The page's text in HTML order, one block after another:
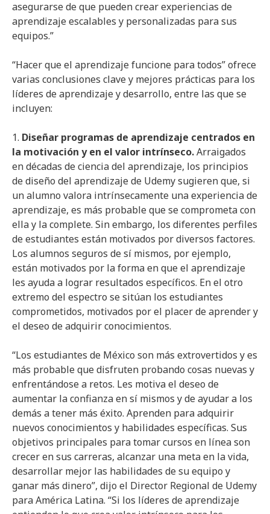
asegurarse de que pueden crear experiencias de
aprendizaje escalables y personalizadas para sus
equipos.”
“Hacer que el aprendizaje funcione para todos” ofrece
varias conclusiones clave y mejores prácticas para los
líderes de aprendizaje y desarrollo, entre las que se
incluyen:
1. Diseñar programas de aprendizaje centrados en
la motivación y en el valor intrínseco.Arraigados
en décadas de ciencia del aprendizaje, los principios
de diseño del aprendizaje de Udemy sugieren que, si
un alumno valora intrínsecamente una experiencia de
aprendizaje, es más probable que se comprometa con
ella y la complete. Sin embargo, los diferentes perfiles
de estudiantes están motivados por diversos factores.
Los alumnos seguros de sí mismos, por ejemplo,
están motivados por la forma en que el aprendizaje
les ayuda a lograr resultados específicos. En el otro
extremo del espectro se sitúan los estudiantes
comprometidos, motivados por el placer de aprender y
el deseo de adquirir conocimientos.
“Los estudiantes de México son más extrovertidos y es
más probable que disfruten probando cosas nuevas y
enfrentándose a retos. Les motiva el deseo de
aumentar la confianza en sí mismos y de ayudar a los
demás a tener más éxito. Aprenden para adquirir
nuevos conocimientos y habilidades específicas. Sus
objetivos principales para tomar cursos en línea son
crecer en sus carreras, alcanzar una meta en la vida,
desarrollar mejor las habilidades de su equipo y
ganar más dinero”, dijo el Director Regional de Udemy
para América Latina. “Si los líderes de aprendizaje